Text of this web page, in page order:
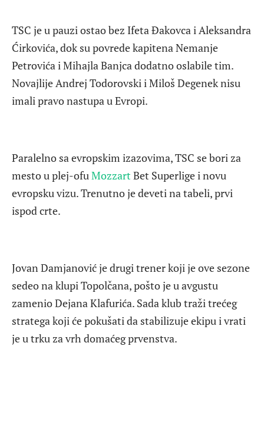
TSC je u pauzi ostao bez Ifeta Đakovca i Aleksandra
Ćirkovića, dok su povrede kapitena Nemanje
Petrovića i Mihajla Banjca dodatno oslabile tim.
Novajlije Andrej Todorovski i Miloš Degenek nisu
imali pravo nastupa u Evropi.
Paralelno sa evropskim izazovima, TSC se bori za
mesto u plej-ofuMozzartBet Superlige i novu
evropsku vizu. Trenutno je deveti na tabeli, prvi
ispod crte.
Jovan Damjanović je drugi trener koji je ove sezone
sedeo na klupi Topolčana, pošto je u avgustu
zamenio Dejana Klafurića. Sada klub traži trećeg
stratega koji će pokušati da stabilizuje ekipu i vrati
je u trku za vrh domaćeg prvenstva.